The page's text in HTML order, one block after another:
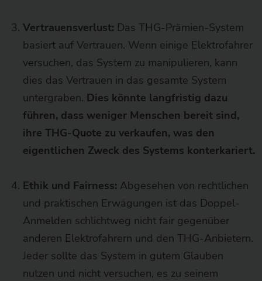
Vertrauensverlust: Das THG-Prämien-System
basiert auf Vertrauen. Wenn einige Elektrofahrer
versuchen, das System zu manipulieren, kann
dies das Vertrauen in das gesamte System
untergraben. Dies könnte langfristig dazu
führen, dass weniger Menschen bereit sind,
ihre THG-Quote zu verkaufen, was den
eigentlichen Zweck des Systems konterkariert.
Ethik und Fairness: Abgesehen von rechtlichen
und praktischen Erwägungen ist das Doppel-
Anmelden schlichtweg nicht fair gegenüber
anderen Elektrofahrern und den THG-Anbietern.
Jeder sollte das System in gutem Glauben
nutzen und nicht versuchen, es zu seinem